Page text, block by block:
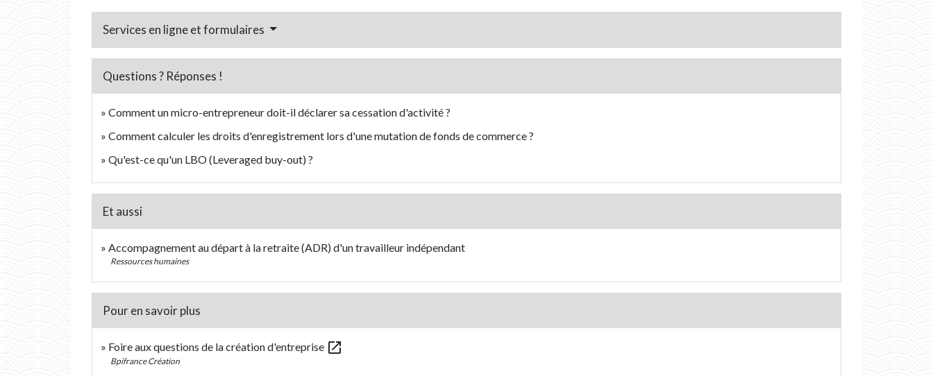
Services en ligne et formulaires
Questions ? Réponses !
Comment un micro-entrepreneur doit-il déclarer sa cessation d'activité ?
Comment calculer les droits d'enregistrement lors d'une mutation de fonds de commerce ?
Qu'est-ce qu'un LBO (Leveraged buy-out) ?
Et aussi
Accompagnement au départ à la retraite (ADR) d'un travailleur indépendant
Ressources humaines
Pour en savoir plus
Foire aux questions de la création d'entreprise open_in_new
Bpifrance Création